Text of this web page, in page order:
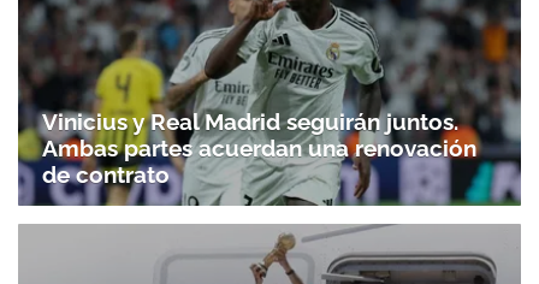
Vinicius y Real Madrid seguirán juntos.
Ambas partes acuerdan una renovación
de contrato